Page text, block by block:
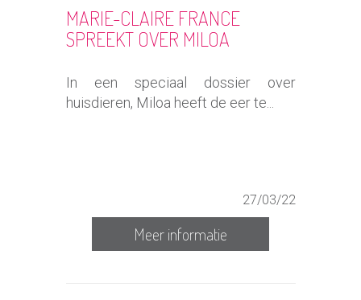
MARIE-CLAIRE FRANCE
SPREEKT OVER MILOA
In een speciaal dossier over
huisdieren, Miloa heeft de eer te...
27/03/22
Meer informatie